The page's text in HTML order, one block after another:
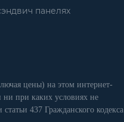
панелях
цены) на этом интернет-
ни при каких условиях не
437 Гражданского кодекса